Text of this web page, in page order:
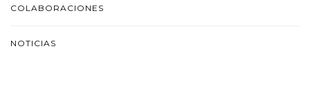
COLABORACIONES
NOTICIAS